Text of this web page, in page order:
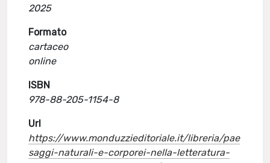
2025
Formato
cartaceo
online
ISBN
978-88-205-1154-8
Url
https://www.monduzzieditoriale.it/libreria/pae
saggi-naturali-e-corporei-nella-letteratura-